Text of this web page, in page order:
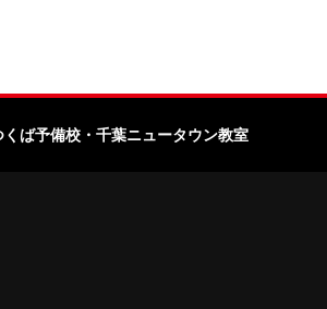
くば予備校 ・千葉ニュータウン教室